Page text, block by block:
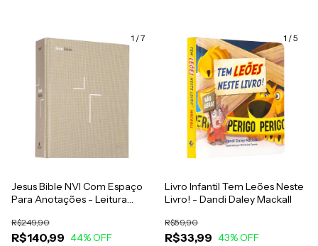
1 /7
Jesus Bible NVI Com Espaço
Para Anotações - Leitura
R$140,99
R$249,90
44% OFF
1 /5
Livro Infantil Tem Leões Neste
Livro! - Dandi Daley Mackall
R$33,99
R$59,90
43% OFF